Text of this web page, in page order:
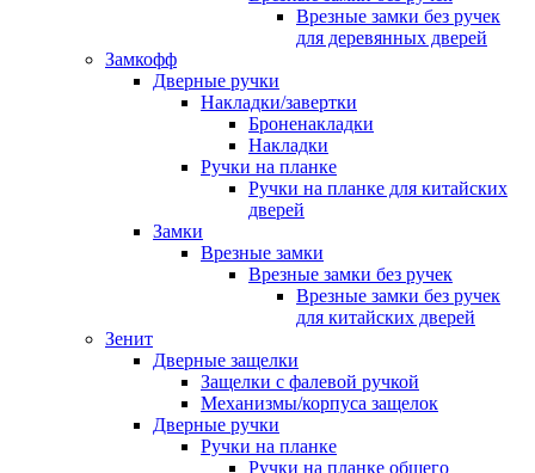
Врезные замки без ручек
для деревянных дверей
Замкофф
Дверные ручки
Накладки/завертки
Броненакладки
Накладки
Ручки на планке
Ручки на планке для китайских
дверей
Замки
Врезные замки
Врезные замки без ручек
Врезные замки без ручек
для китайских дверей
Зенит
Дверные защелки
Защелки с фалевой ручкой
Механизмы/корпуса защелок
Дверные ручки
Ручки на планке
Ручки на планке общего